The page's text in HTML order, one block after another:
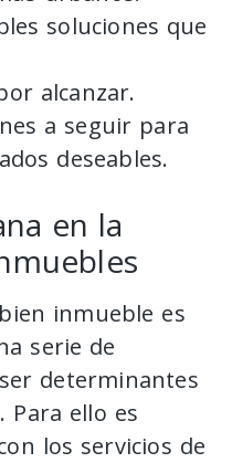
soluciones que
alcanzar.
a seguir para
deseables.
en la
inmueble es
serie de
determinantes
Para ello es
los servicios de